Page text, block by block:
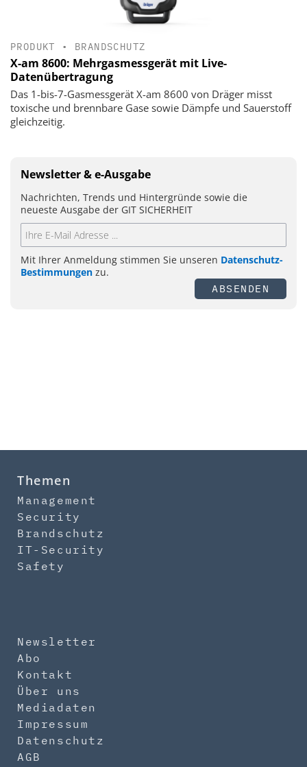
PRODUKT • BRANDSCHUTZ
X-am 8600: Mehrgasmessgerät mit Live-
Datenübertragung
Das 1-bis-7-Gasmessgerät X-am 8600 von Dräger misst
toxische und brennbare Gase sowie Dämpfe und Sauerstoff
gleichzeitig.
Newsletter & e-Ausgabe
Nachrichten, Trends und Hintergründe sowie die
neueste Ausgabe der GIT SICHERHEIT
Mit Ihrer Anmeldung stimmen Sie unseren Datenschutz-
Bestimmungen zu.
ABSENDEN
Themen
Management
Security
Brandschutz
IT-Security
Safety
Newsletter
Abo
Kontakt
Über uns
Mediadaten
Impressum
Datenschutz
AGB